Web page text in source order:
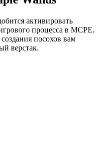
активировать
процесса в MCPE.
посохов вам
верстак.